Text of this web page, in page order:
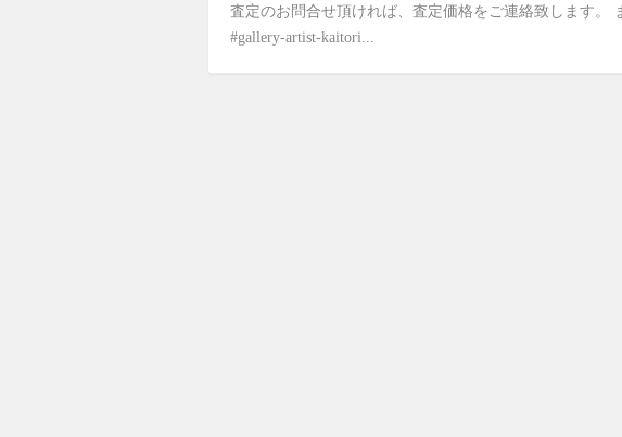
査定のお問合せ頂ければ、査定価格をご連絡致します。
#gallery-artist-kaitori...